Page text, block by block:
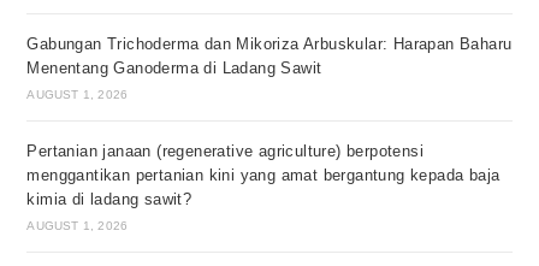
Gabungan Trichoderma dan Mikoriza Arbuskular: Harapan Baharu
Menentang Ganoderma di Ladang Sawit
AUGUST 1, 2026
Pertanian janaan (regenerative agriculture) berpotensi
menggantikan pertanian kini yang amat bergantung kepada baja
kimia di ladang sawit?
AUGUST 1, 2026